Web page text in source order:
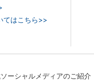
てはこちら>>
ーシャルメディアのご紹介